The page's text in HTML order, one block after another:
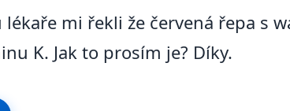
lékaře mi řekli že červená řepa s
K. Jak to prosím je? Díky.